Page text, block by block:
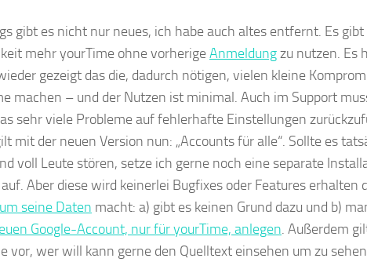
gibt es nicht nur neues, ich habe auch altes entfernt. Es gibt
mehr yourTime ohne vorherigeAnmeldungzu nutzen. Es
gezeigt das die, dadurch nötigen, vielen kleine
machen – und der Nutzen ist minimal. Auch im Support
sehr viele Probleme auf fehlerhafte Einstellungen
mit der neuen Version nun: „Accounts für alle“. Sollte es
voll Leute stören, setze ich gerne noch eine separate
Aber diese wird keinerlei Bugfixes oder Features erhalten
seine Daten macht: a) gibt es keinen Grund dazu und b)
Google-Account, nur für yourTime, anlegen. Außerdem
vor, wer will kann gerne den Quelltext einsehen um zu